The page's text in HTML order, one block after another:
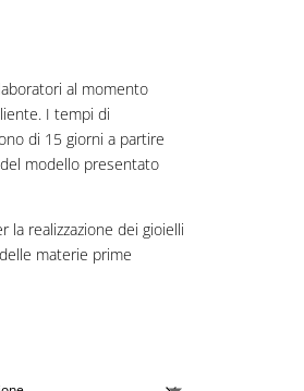
al momento
I tempi di
di 15 giorni a partire
modello presentato
la realizzazione dei gioielli
materie prime